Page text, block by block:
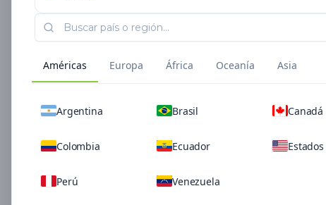
Américas Europa África Oceanía Asia
Argentina Brasil Canadá
Colombia Ecuador
Perú Venezuela
Aplicación foliar de